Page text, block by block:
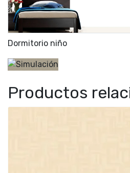
Dormitorio niño
Productos